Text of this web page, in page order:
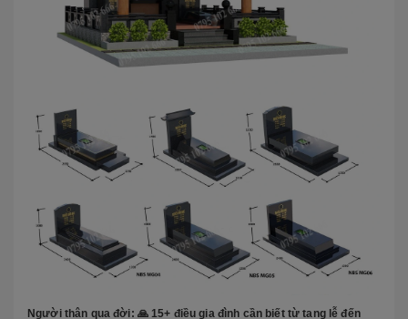
Người thân qua đời: 🙏 15+ điều gia đình cần biết từ tang lễ đến